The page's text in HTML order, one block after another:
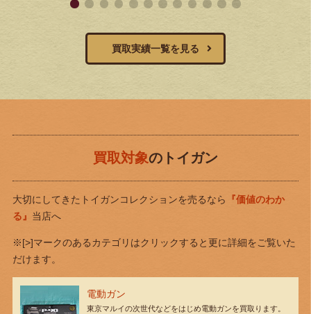
買取実績一覧を見る
買取対象のトイガン
大切にしてきたトイガンコレクションを売るなら
『価値のわか
る』 当店へ
※[>]マークのあるカテゴリはクリックすると更に詳細をご覧いた
だけます。
電動ガン
東京マルイの次世代などをはじめ電動ガンを買取ります。